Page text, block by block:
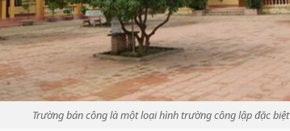
Trường bán công là một loại hình trường công lập đặc biệt